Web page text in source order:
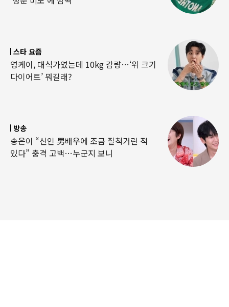
스타 요즘
영케이, 대식가였는데 10kg 감량…‘위 크기
다이어트’ 뭐길래?
방송
송은이 “신인 男배우에 조금 질척거린 적
있다” 충격 고백…누군지 보니